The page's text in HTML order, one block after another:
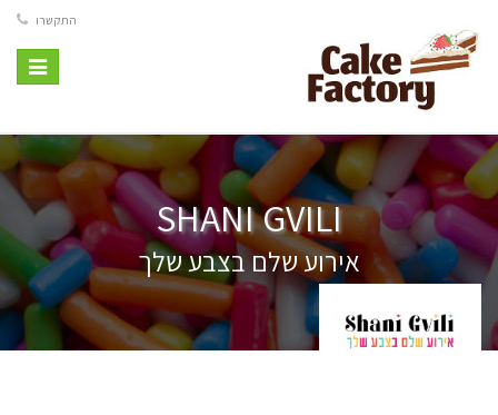
התקשרו
Toggle
SHANI GVILI
אירוע שלם בצבע שלך